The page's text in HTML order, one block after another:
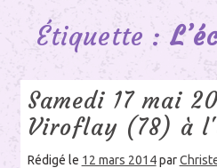
Étiquette :
Samedi 17 mai
Viroflay (78) à
Rédigé le 12 mars 2014par